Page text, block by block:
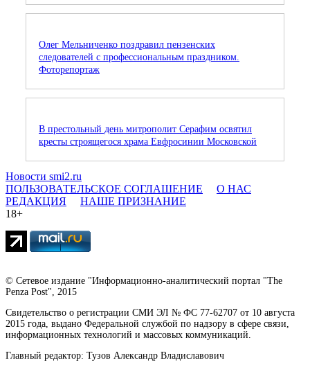
Олег Мельниченко поздравил пензенских
следователей с профессиональным праздником.
Фоторепортаж
В престольный день митрополит Серафим освятил
кресты строящегося храма Евфросинии Московской
Новости smi2.ru
ПОЛЬЗОВАТЕЛЬСКОЕ СОГЛАШЕНИЕ
О НАС
РЕДАКЦИЯ
НАШЕ ПРИЗНАНИЕ
18+
© Сетевое издание "Информационно-аналитический портал "The
Penza Post", 2015
Свидетельство о регистрации СМИ ЭЛ № ФС 77-62707 от 10 августа
2015 года, выдано Федеральной службой по надзору в сфере связи,
информационных технологий и массовых коммуникаций.
Главный редактор: Тузов Александр Владиславович